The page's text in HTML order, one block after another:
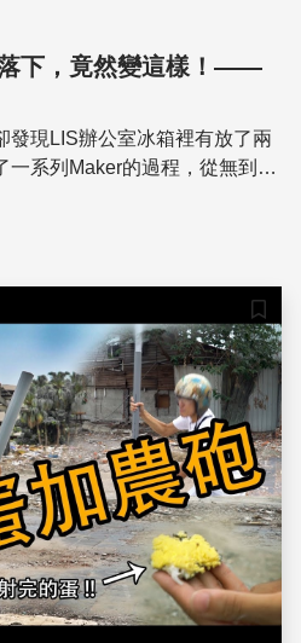
下，竟然變這樣！——
發現LIS辦公室冰箱裡有放了兩
一系列Maker的過程，從無到有
體積的計算，找出了安全而且能
儲存